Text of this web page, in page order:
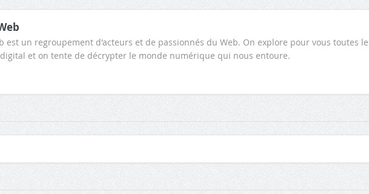
est un regroupement d'acteurs et de passionnés du Web. On explore pour vous toutes
et on tente de décrypter le monde numérique qui nous entoure.